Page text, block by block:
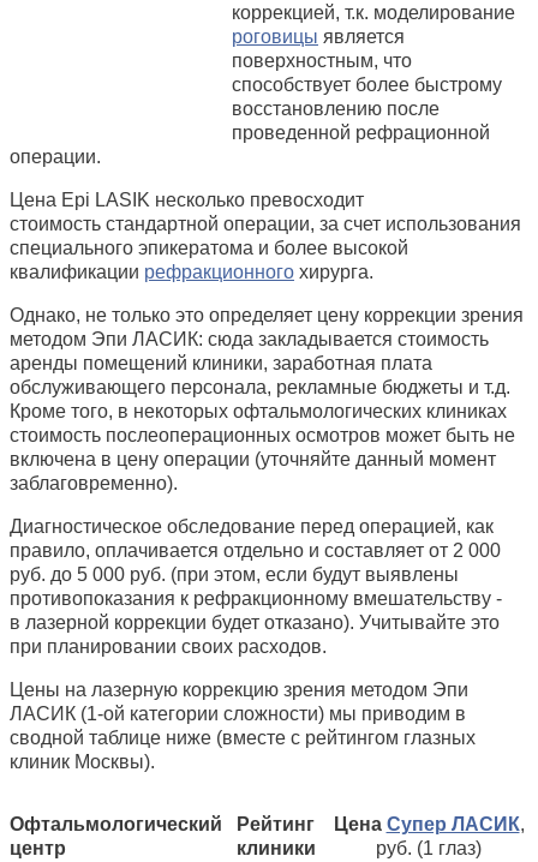
коррекцией, т.к. моделирование
роговицы является
поверхностным, что
способствует более быстрому
восстановлению после
проведенной рефрационной
операции.
Цена Epi LASIK несколько превосходит
стоимость стандартной операции, за счет использования
специального эпикератома и более высокой
квалификации рефракционного хирурга.
Однако, не только это определяет цену коррекции зрения
методом Эпи ЛАСИК: сюда закладывается стоимость
аренды помещений клиники, заработная плата
обслуживающего персонала, рекламные бюджеты и т.д.
Кроме того, в некоторых офтальмологических клиниках
стоимость послеоперационных осмотров может быть не
включена в цену операции (уточняйте данный момент
заблаговременно).
Диагностическое обследование перед операцией, как
правило, оплачивается отдельно и составляет от 2 000
руб. до 5 000 руб. (при этом, если будут выявлены
противопоказания к рефракционному вмешательству -
в лазерной коррекции будет отказано). Учитывайте это
при планировании своих расходов.
Цены на лазерную коррекцию зрения методом Эпи
ЛАСИК (1-ой категории сложности) мы приводим в
сводной таблице ниже (вместе с рейтингом глазных
клиник Москвы).
Офтальмологический
центр
Рейтинг
клиники
Цена Супер ЛАСИК,
руб. (1 глаз)